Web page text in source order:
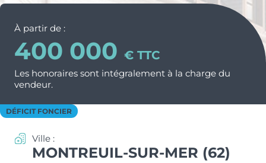
Déficit Foncier
LLI
Nos métiers et nos valeurs
Chiffres clés de l’entreprise
Politique RH
Recrutement
CONTACT
ESPACE PARTENAIRES
À partir de :
400 000 € TTC
Les honoraires sont intégralement à la charge du
vendeur.
DÉFICIT FONCIER
Ville :
MONTREUIL-SUR-MER (62)